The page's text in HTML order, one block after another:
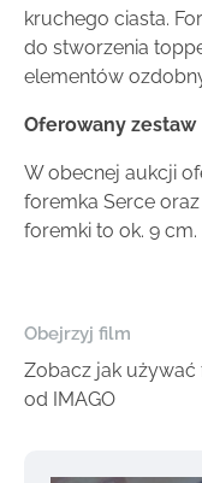
kruchego ciasta.
do stworzenia
elementów
Oferowany zestaw
W obecnej aukcji
foremka Serce
foremki to ok. 9 cm.
Obejrzyj film
Zobacz jak
od IMAGO